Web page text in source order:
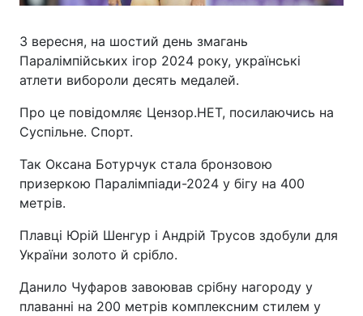
3 вересня, на шостий день змагань
Паралімпійських ігор 2024 року, українські
атлети вибороли десять медалей.
Про це повідомляє Цензор.НЕТ, посилаючись на
Суспільне. Спорт.
Так Оксана Ботурчук стала бронзовою
призеркою Паралімпіади-2024 у бігу на 400
метрів.
Плавці Юрій Шенгур і Андрій Трусов здобули для
України золото й срібло.
Данило Чуфаров завоював срібну нагороду у
плаванні на 200 метрів комплексним стилем у